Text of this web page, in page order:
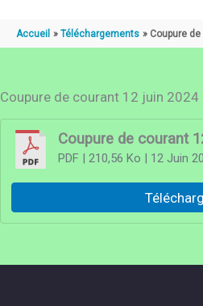
Accueil Téléchargements Coupure
Coupure de courant 12 juin 2024
Coupure de courant
PDF| 210,56 Ko | 12 Juin